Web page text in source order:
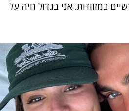
במזוודות. אני בגדול חיה על